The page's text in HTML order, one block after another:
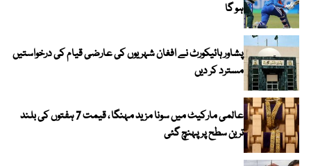
ہو گا
پشاور ہائیکورٹ نے افغان شہریوں کی عارضی قیام کی درخواستیں
مسترد کر دیں
عالمی مارکیٹ میں سونا مزید مہنگا ، قیمت 7 ہفتوں کی بلند
ترین سطح پر پہنچ گئی